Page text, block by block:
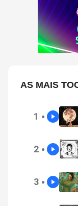
AS MAIS
1 ●
2 ●
3 ●